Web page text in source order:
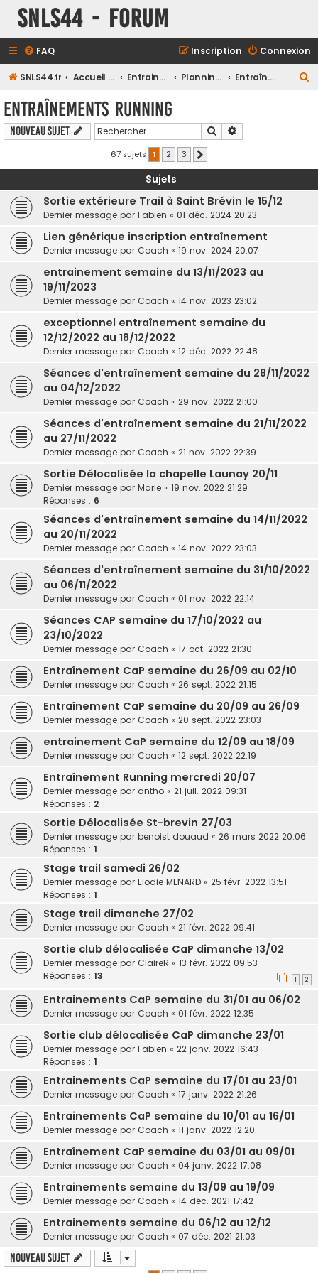
SNLS44 - Forum
FAQ Connexion
Inscription
SNLS44.fr Accueil du forum Entrainements Planning des entrainements Club Entraînements Running
r
c
Entraînements Running
Nouveau sujet Rechercher
67 sujets 1 2 3
Sujets
Sortie extérieure Trail à Saint Brévin le 15/12
Dernier message par Fabien « 01 déc. 2024 20:23
Lien générique inscription entraînement
Dernier message par Coach « 19 nov. 2024 20:07
entrainement semaine du 13/11/2023 au
19/11/2023
Dernier message par Coach « 14 nov. 2023 23:02
exceptionnel entraînement semaine du
12/12/2022 au 18/12/2022
Dernier message par Coach « 12 déc. 2022 22:48
Séances d'entraînement semaine du 28/11/2022
au 04/12/2022
Dernier message par Coach « 29 nov. 2022 21:00
Séances d'entraînement semaine du 21/11/2022
au 27/11/2022
Dernier message par Coach « 21 nov. 2022 22:39
Sortie Délocalisée la chapelle Launay 20/11
Dernier message par Marie « 19 nov. 2022 21:29
Réponses : 6
Séances d'entraînement semaine du 14/11/2022
au 20/11/2022
Dernier message par Coach « 14 nov. 2022 23:03
Séances d'entraînement semaine du 31/10/2022
au 06/11/2022
Dernier message par Coach « 01 nov. 2022 22:14
Séances CAP semaine du 17/10/2022 au
23/10/2022
Dernier message par Coach « 17 oct. 2022 21:30
Entraînement CaP semaine du 26/09 au 02/10
Dernier message par Coach « 26 sept. 2022 21:15
Entraînement CaP semaine du 20/09 au 26/09
Dernier message par Coach « 20 sept. 2022 23:03
entrainement CaP semaine du 12/09 au 18/09
Dernier message par Coach « 12 sept. 2022 22:19
Entraînement Running mercredi 20/07
Dernier message par antho « 21 juil. 2022 09:31
Réponses : 2
Sortie Délocalisée St-brevin 27/03
Dernier message par benoist douaud « 26 mars 2022 20:06
Réponses : 1
Stage trail samedi 26/02
Dernier message par Elodie MENARD « 25 févr. 2022 13:51
Réponses : 1
Stage trail dimanche 27/02
Dernier message par Coach « 21 févr. 2022 09:41
Sortie club délocalisée CaP dimanche 13/02
Dernier message par ClaireR « 13 févr. 2022 09:53
Réponses : 13 1 2
Entrainements CaP semaine du 31/01 au 06/02
Dernier message par Coach « 01 févr. 2022 12:35
Sortie club délocalisée CaP dimanche 23/01
Dernier message par Fabien « 22 janv. 2022 16:43
Réponses : 1
Entrainements CaP semaine du 17/01 au 23/01
Dernier message par Coach « 17 janv. 2022 21:26
Entrainements CaP semaine du 10/01 au 16/01
Dernier message par Coach « 11 janv. 2022 12:20
Entraînement CaP semaine du 03/01 au 09/01
Dernier message par Coach « 04 janv. 2022 17:08
Entrainements semaine du 13/09 au 19/09
Dernier message par Coach « 14 déc. 2021 17:42
Entrainements semaine du 06/12 au 12/12
Dernier message par Coach « 07 déc. 2021 21:03
Nouveau sujet